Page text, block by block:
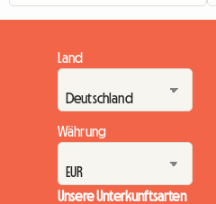
Land
Währung
Unsere Unterkunftsarten